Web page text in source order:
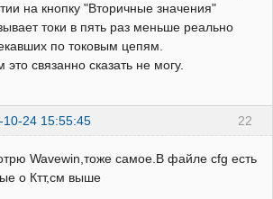
на кнопку "Вторичные значения"
токи в пять раз меньше реально
по токовым цепям.
это связанно сказать не могу.
22
10-24 15:55:45
Wavewin,тоже самое.В файле cfg есть
о Ктт,см выше